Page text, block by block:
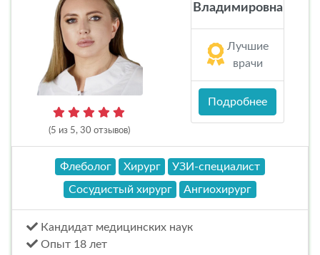
(5 из 5, 30 отзывов)
Владимировна
Лучшие
врачи
Подробнее
Флеболог Хирург
УЗИ-специалист
Сосудистый хирург
Ангиохирург
Кандидат медицинских наук
Опыт 18 лет